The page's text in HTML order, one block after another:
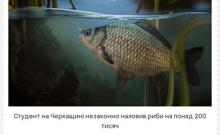
Студент на Черкащині незаконно наловив риби на понад 200
тисяч